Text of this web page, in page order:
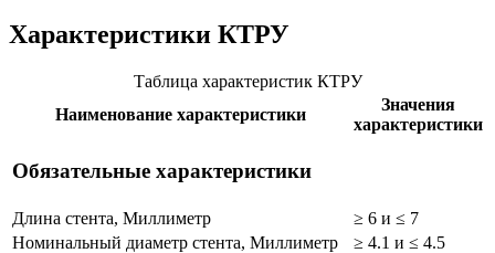
Характеристики КТРУ
Таблица характеристик КТРУ
Наименование характеристики
Значения
характеристики
Обязательные характеристики
Длина стента, Миллиметр
≥ 6 и ≤ 7
Номинальный диаметр стента, Миллиметр
≥ 4.1 и ≤ 4.5